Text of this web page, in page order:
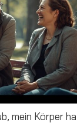
mein Körper